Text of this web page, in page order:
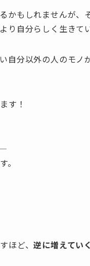
かもしれませんが、
自分らしく生きて
分以外の人のモノ
す！
。
ほど、逆に増えてい